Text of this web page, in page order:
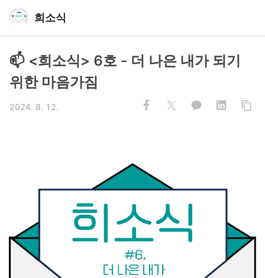
희소식
📫 <희소식> 6호 - 더 나은 내가 되기
위한 마음가짐
2024. 8. 12.